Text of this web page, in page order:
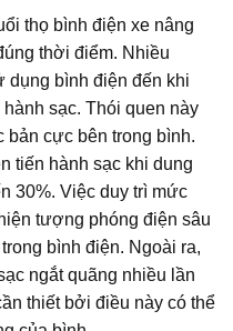
thọ bình điện xe nâng
thời điểm. Nhiều
dụng bình điện đến khi
sạc. Thói quen này
bản cực bên trong bình.
tiến hành sạc khi dung
30%. Việc duy trì mức
tượng phóng điện sâu
bình điện. Ngoài ra,
ngắt quãng nhiều lần
thiết bởi điều này có thể